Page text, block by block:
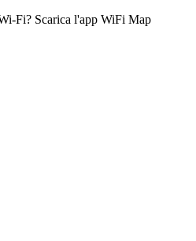
Fi? Scarica l'app WiFi Map